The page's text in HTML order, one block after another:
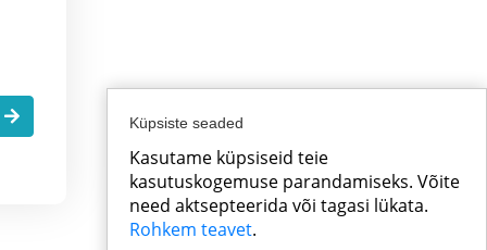
Küpsiste seaded
Kasutame küpsiseid teie
kasutuskogemuse parandamiseks. Võite
need aktsepteerida või tagasi lükata.
Rohkem teavet.